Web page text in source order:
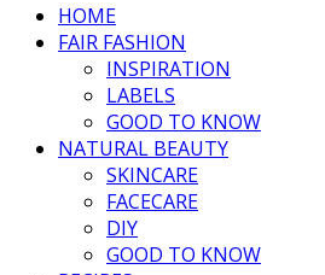
HOME
FAIR FASHION
INSPIRATION
LABELS
GOOD TO KNOW
NATURAL BEAUTY
SKINCARE
FACECARE
DIY
GOOD TO KNOW